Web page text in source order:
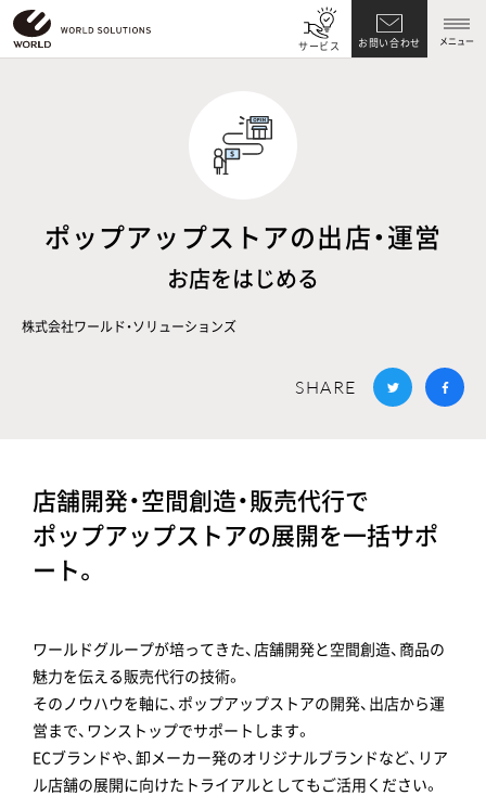
サービス お問い合わせ メニュー
ポップアップストアの出店・運営
お店をはじめる
株式会社ワールド・ソリューションズ
SHARE
店舗開発・空間創造・販売代行で
ポップアップストアの展開を一括サポ
ート。
ワールドグループが培ってきた、店舗開発と空間創造、商品の
魅力を伝える販売代行の技術。
そのノウハウを軸に、ポップアップストアの開発、出店から運
営まで、ワンストップでサポートします。
ECブランドや、卸メーカー発のオリジナルブランドなど、リア
ル店舗の展開に向けたトライアルとしてもご活用ください。